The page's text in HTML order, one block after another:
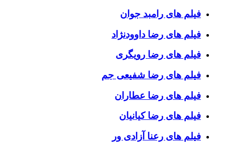
فیلم های رامبد جوان
فیلم های رضا داوودنژاد
فیلم های رضا رویگری
فیلم های رضا شفیعی جم
فیلم های رضا عطاران
فیلم های رضا کیانیان
فیلم های رعنا آزادی ور